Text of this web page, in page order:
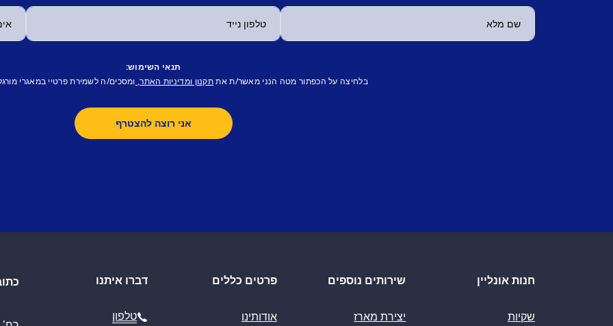
תנאי השימוש:
בלחיצה על הכפתור מטה הנני מאשר/ת את תקנון ומדיניות האתר, ומסכים/ה לשמירת פרטיי במאגרי
חנות אונליין
שקיות
שירותים נוספים
יצירת מארז
פרטים כללים
אודותינו
דברו איתנו
טלפון